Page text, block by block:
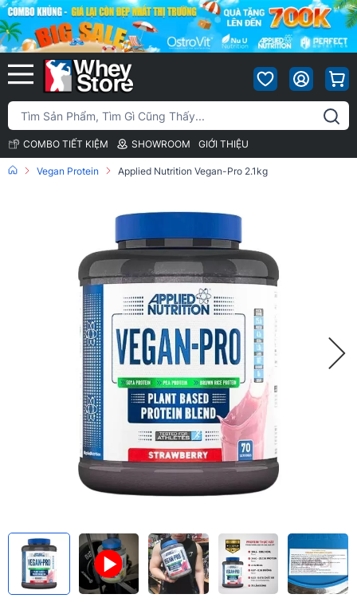
COMBO TIẾT KIỆM SHOWROOM GIỚI THIỆU
Vegan Protein Applied Nutrition Vegan-Pro 2.1kg